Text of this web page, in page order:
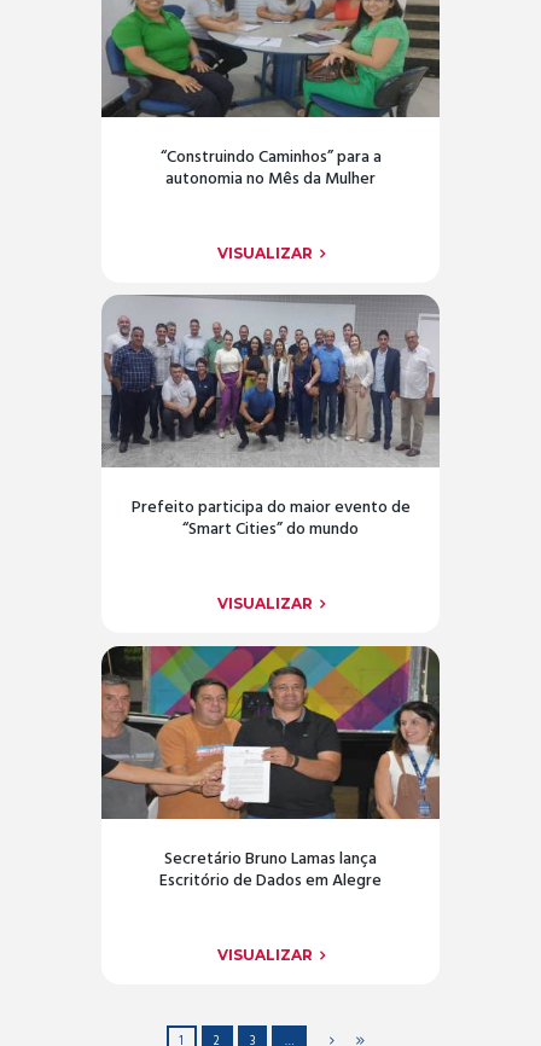
“Construindo Caminhos” para a
autonomia no Mês da Mulher
VISUALIZAR
Prefeito participa do maior evento de
“Smart Cities” do mundo
VISUALIZAR
Secretário Bruno Lamas lança
Escritório de Dados em Alegre
VISUALIZAR
1 2 3 …